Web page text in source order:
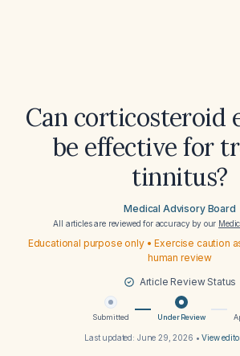
Can corticosteroid
be effective for
tinnitus?
Medical Advisory Board
All articles are reviewed for accuracy by our
Educational purpose only • Exercise caution
human review
Article Review Status
Submitted Under Review
Last updated: June 29, 2026 •View